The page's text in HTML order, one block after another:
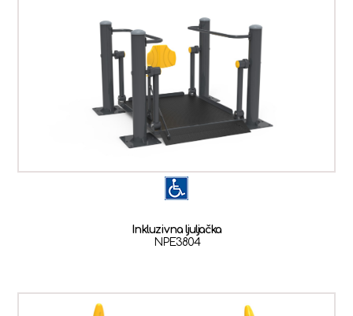
Inkluzivna ljuljačka
NPE3804